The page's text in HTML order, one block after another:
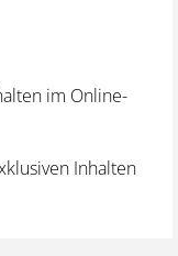
im Online-
Inhalten
Regelungen